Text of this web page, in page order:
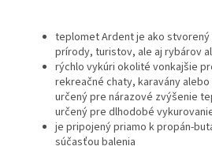
teplomet Ardent je ako
prírody, turistov, ale aj rybárov
rýchlo vykúri okolité vonkajšie
rekreačné chaty, karavány
určený pre nárazové zvýšenie
určený pre dlhodobé
je pripojený priamo k propán-
súčasťou balenia